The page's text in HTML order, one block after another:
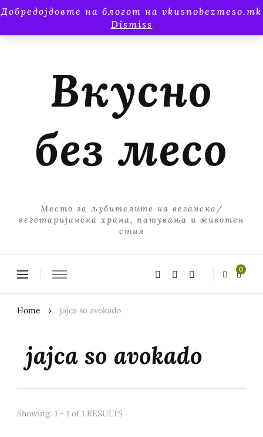
Добредојдовте на блогот на vkusnobezmeso.mk
Dismiss
Вкусно
без месо
Место за љубителите на веганска/
вегетаријанска храна, патувања и животен
стил
0
Home jajca so avokado
jajca so avokado
Showing: 1 - 1 of 1 RESULTS